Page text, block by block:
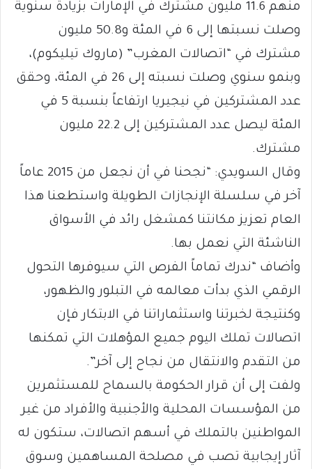
منهم 11.6 مليون مشترك في الإمارات بزيادة سنوية
وصلت نسبتها إلى 6 في المئة و50.8 مليون
مشترك في “اتصالات المغرب” (ماروك تيليكوم)،
وبنمو سنوي وصلت نسبته إلى 26 في المئة، وحقق
عدد المشتركين في نيجيريا ارتفاعاً بنسبة 5 في
المئة ليصل عدد المشتركين إلى 22.2 مليون
مشترك.
وقال السويدي: “نجحنا في أن نجعل من 2015 عاماً
آخر في سلسلة الإنجازات الطويلة واستطعنا هذا
العام تعزيز مكانتنا كمشغل رائد في الأسواق
الناشئة التي نعمل بها.
وأضاف “ندرك تماماً الفرص التي سيوفرها التحول
الرقمي الذي بدأت معالمه في التبلور والظهور،
وكنتيجة لخبرتنا واستثماراتنا في الابتكار فإن
اتصالات تملك اليوم جميع المؤهلات التي تمكنها
من التقدم والانتقال من نجاح إلى آخر”.
ولفت إلى أن قرار الحكومة بالسماح للمستثمرين
من المؤسسات المحلية والأجنبية والأفراد من غير
المواطنين بالتملك في أسهم اتصالات، ستكون له
آثار إيجابية تصب في مصلحة المساهمين وسوق